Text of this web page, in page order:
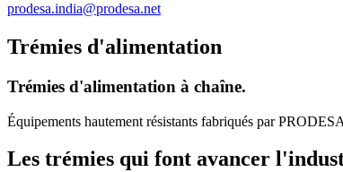
prodesa.india@prodesa.net
Trémies d'alimentation
Trémies d'alimentation à chaîne.
Équipements hautement résistants fabriqués par
Les trémies qui font avancer